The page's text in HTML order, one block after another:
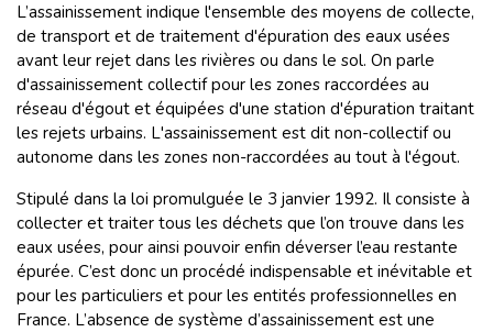
L’assainissement indique l'ensemble des moyens de collecte,
de transport et de traitement d'épuration des eaux usées
avant leur rejet dans les rivières ou dans le sol. On parle
d'assainissement collectif pour les zones raccordées au
réseau d'égout et équipées d'une station d'épuration traitant
les rejets urbains. L'assainissement est dit non-collectif ou
autonome dans les zones non-raccordées au tout à l'égout.
Stipulé dans la loi promulguée le 3 janvier 1992. Il consiste à
collecter et traiter tous les déchets que l’on trouve dans les
eaux usées, pour ainsi pouvoir enfin déverser l’eau restante
épurée. C’est donc un procédé indispensable et inévitable et
pour les particuliers et pour les entités professionnelles en
France. L’absence de système d’assainissement est une